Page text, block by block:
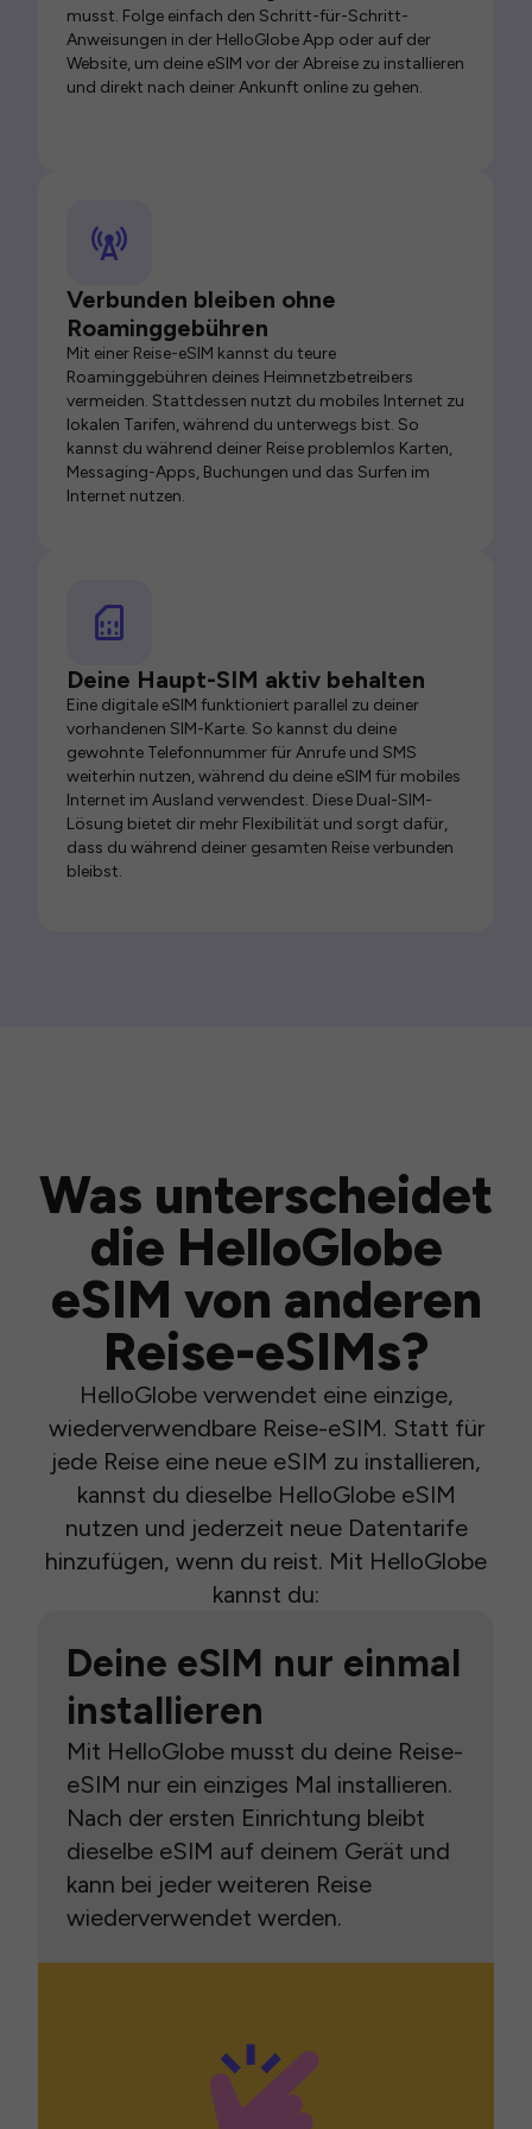
musst. Folge einfach den Schritt-für-Schritt-
Anweisungen in der HelloGlobe App oder auf der
Website, um deine eSIM vor der Abreise zu installieren
und direkt nach deiner Ankunft online zu gehen.
Verbunden bleiben ohne
Roaminggebühren
Mit einer Reise-eSIM kannst du teure
Roaminggebühren deines Heimnetzbetreibers
vermeiden. Stattdessen nutzt du mobiles Internet zu
lokalen Tarifen, während du unterwegs bist. So
kannst du während deiner Reise problemlos Karten,
Messaging-Apps, Buchungen und das Surfen im
Internet nutzen.
Deine Haupt-SIM aktiv behalten
Eine digitale eSIM funktioniert parallel zu deiner
vorhandenen SIM-Karte. So kannst du deine
gewohnte Telefonnummer für Anrufe und SMS
weiterhin nutzen, während du deine eSIM für mobiles
Internet im Ausland verwendest. Diese Dual-SIM-
Lösung bietet dir mehr Flexibilität und sorgt dafür,
dass du während deiner gesamten Reise verbunden
bleibst.
Was unterscheidet
die HelloGlobe
eSIM von anderen
Reise-eSIMs?
HelloGlobe verwendet eine einzige,
wiederverwendbare Reise-eSIM. Statt für
jede Reise eine neue eSIM zu installieren,
kannst du dieselbe HelloGlobe eSIM
nutzen und jederzeit neue Datentarife
hinzufügen, wenn du reist. Mit HelloGlobe
kannst du:
Deine eSIM nur einmal
installieren
Mit HelloGlobe musst du deine Reise-
eSIM nur ein einziges Mal installieren.
Nach der ersten Einrichtung bleibt
dieselbe eSIM auf deinem Gerät und
kann bei jeder weiteren Reise
wiederverwendet werden.